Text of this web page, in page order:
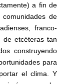
a fin de
de
franco-
de etcéteras tan
construyendo
para
el clima. Y